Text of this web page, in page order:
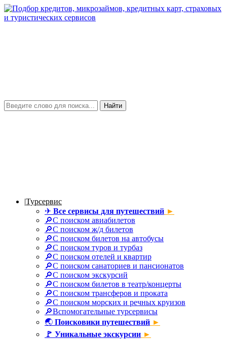
Найти
|Турсервис
✈ Все сервисы для путешествий ►
🔎С поиском авиабилетов
🔎С поиском ж/д билетов
🔎С поиском билетов на автобусы
🔎С поиском туров и турбаз
🔎С поиском отелей и квартир
🔎С поиском санаториев и пансионатов
🔎С поиском экскурсий
🔎С поиском билетов в театр/концерты
🔎С поиском трансферов и проката
🔎С поиском морских и речных круизов
🔎Вспомогательные турсервисы
🌏 Поисковики путешествий ►
🚩 Уникальные экскурсии ►